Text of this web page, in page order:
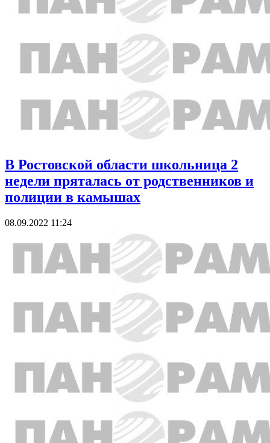
В Ростовской области школьница 2
недели пряталась от родственников и
полиции в камышах
08.09.2022 11:24